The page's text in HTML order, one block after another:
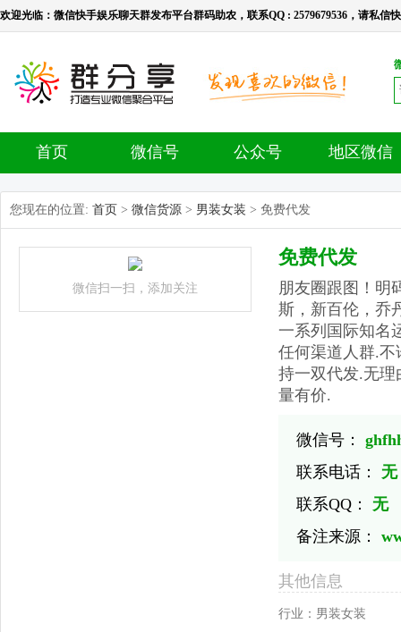
欢迎光临：微信快手娱乐聊天群发布平台群码助农，联系QQ : 2579679536，请私信
首页 微信号 公众号 地区微信
您现在的位置: 首页 > 微信货源 > 男装女装 > 免费代发
微信扫一扫，添加关注
免费代发
朋友圈跟图！明
斯，新百伦，乔
一系列国际知名
任何渠道人群.
持一双代发.无
量有价.
微信号：
联系电话： 无
联系QQ： 无
备注来源：
其他信息
行业： 男装女装